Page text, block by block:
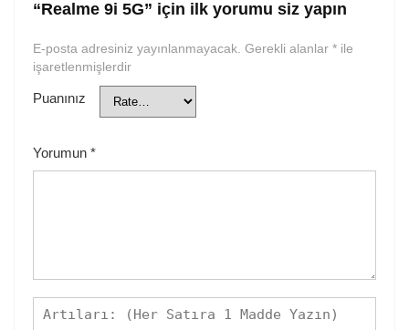
“Realme 9i 5G” için ilk yorumu siz yapın
E-posta adresiniz yayınlanmayacak. Gerekli alanlar * ile
işaretlenmişlerdir
Puanınız
Yorumun *